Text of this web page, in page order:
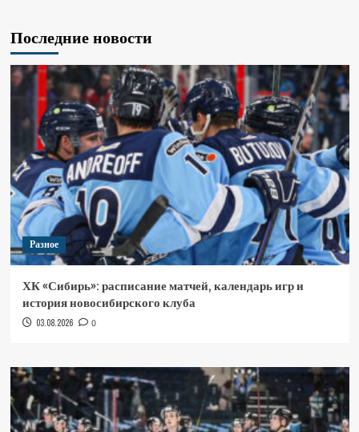
Последние новости
Разное
ХК «Сибирь»: расписание матчей, календарь игр и
история новосибирского клуба
03.08.2026 0